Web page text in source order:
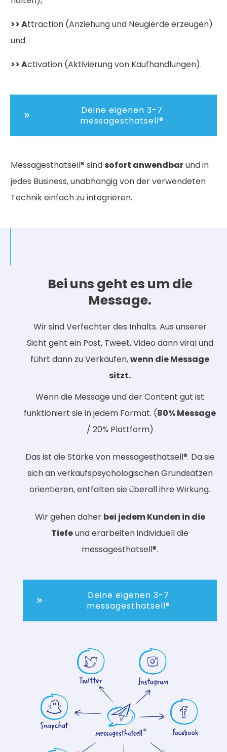
>>Attraction (Anziehung und Neugierde erzeugen)
und
>> Activation (Aktivierung von Kaufhandlungen).
Deine eigenen 3-7
messagesthatsell®
Messagesthatsell® sind sofort anwendbarund in
jedes Business, unabhängig von der verwendeten
Technik einfach zu integrieren.
Bei uns geht es um die
Message.
Wir sind Verfechter des Inhalts. Aus unserer
Sicht geht ein Post, Tweet, Video dann viral und
führt dann zu Verkäufen,wenn die Message
sitzt.
Wenn die Message und der Content gut ist
funktioniert sie in jedem Format. (80% Message
/ 20% Plattform)
Das ist die Stärke von messagesthatsell®. Da sie
sich an verkaufspsychologischen Grundsätzen
orientieren, entfalten sie überall ihre Wirkung.
Wir gehen daher bei jedem Kunden in die
Tiefeund erarbeiten individuell die
messagesthatsell®.
Deine eigenen 3-7
messagesthatsell®